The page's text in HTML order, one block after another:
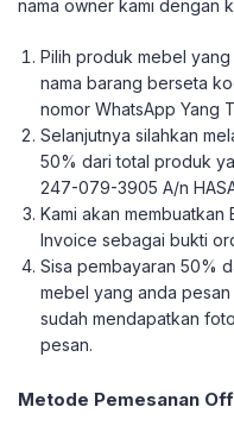
nama owner kami dengan
Pilih produk mebel
nama barang berseta
nomor WhatsApp Yang
Selanjutnya silahkan
50% dari total produk
247-079-3905 A/n
Kami akan membuatkan
Invoice sebagai bukti
Sisa pembayaran 50%
mebel yang anda
sudah mendapatkan
pesan.
Metode Pemesanan